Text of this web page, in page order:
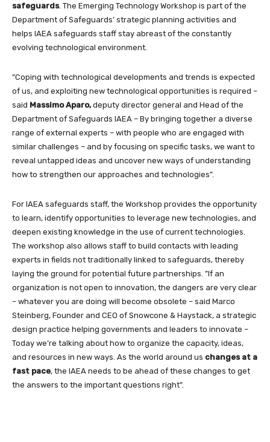
safeguards. The Emerging Technology Workshop is part of the
Department of Safeguards’ strategic planning activities and
helps IAEA safeguards staff stay abreast of the constantly
evolving technological environment.
”Coping with technological developments and trends is expected
of us, and exploiting new technological opportunities is required –
said Massimo Aparo,deputy director general and Head of the
Department of Safeguards IAEA – By bringing together a diverse
range of external experts – with people who are engaged with
similar challenges – and by focusing on specific tasks, we want to
reveal untapped ideas and uncover new ways of understanding
how to strengthen our approaches and technologies”.
For IAEA safeguards staff, the Workshop provides the opportunity
to learn, identify opportunities to leverage new technologies, and
deepen existing knowledge in the use of current technologies.
The workshop also allows staff to build contacts with leading
experts in fields not traditionally linked to safeguards, thereby
laying the ground for potential future partnerships. ”If an
organization is not open to innovation, the dangers are very clear
– whatever you are doing will become obsolete – said Marco
Steinberg, Founder and CEO of Snowcone & Haystack, a strategic
design practice helping governments and leaders to innovate –
Today we’re talking about how to organize the capacity, ideas,
and resources in new ways. As the world around us changes at a
fast pace, the IAEA needs to be ahead of these changes to get
the answers to the important questions right”.